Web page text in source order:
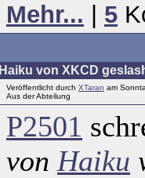
Mehr... 5
Haiku von XKCD
Veröffentlicht durch XTaran am
Aus derAbteilung
P2501
von Haiku